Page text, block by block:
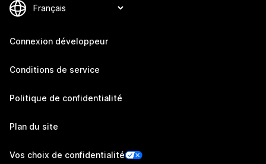
Connexion développeur
Conditions de service
Politique de confidentialité
Plan du site
Vos choix de confidentialité